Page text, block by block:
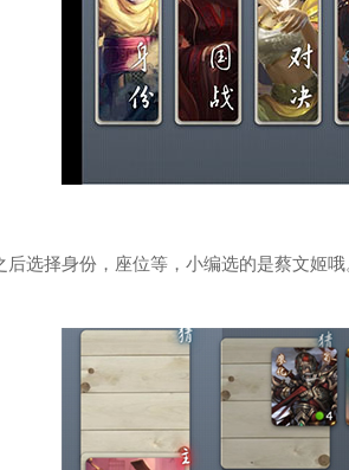
后选择身份，座位等，小编选的是蔡文姬哦